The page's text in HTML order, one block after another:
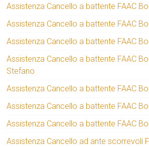
Assistenza Cancello a battente FAAC
Assistenza Cancello a battente FAAC
Assistenza Cancello a battente FAAC
Assistenza Cancello a battente FAAC
Stefano
Assistenza Cancello a battente FAAC
Assistenza Cancello a battente FAAC
Assistenza Cancello a battente FAAC
Assistenza Cancello ad ante scorrevoli